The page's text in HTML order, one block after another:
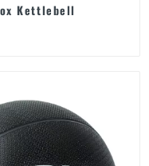
Kettlebell